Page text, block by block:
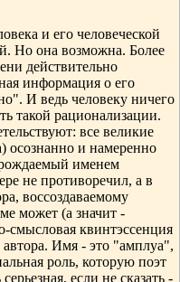
и его человеческой
Но она возможна. Более
действительно
информация о его
И ведь человеку ничего
такой рационализации.
все великие
осознанно и намеренно
именем
не противоречил, а в
воссоздаваемому
может (а значит -
смысловая квинтэссенция
Имя - это "амплуа",
роль, которую поэт
если не сказать -